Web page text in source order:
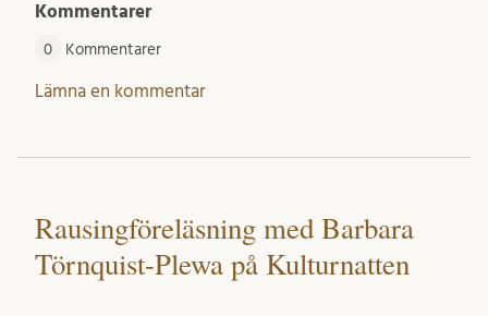
Kommentarer
0 Kommentarer
Lämna en kommentar
Rausingföreläsning med Barbara
Törnquist-Plewa på Kulturnatten